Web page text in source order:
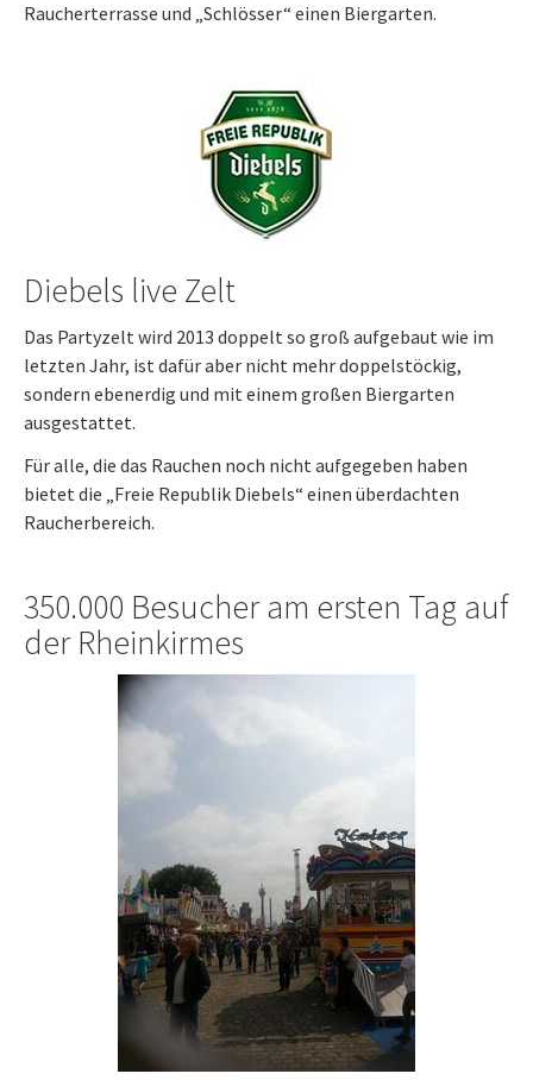
Raucherterrasse und „Schlösser“ einen Biergarten.
Diebels live Zelt
Das Partyzelt wird 2013 doppelt so groß aufgebaut wie im
letzten Jahr, ist dafür aber nicht mehr doppelstöckig,
sondern ebenerdig und mit einem großen Biergarten
ausgestattet.
Für alle, die das Rauchen noch nicht aufgegeben haben
bietet die „Freie Republik Diebels“ einen überdachten
Raucherbereich.
350.000 Besucher am ersten Tag auf
der Rheinkirmes